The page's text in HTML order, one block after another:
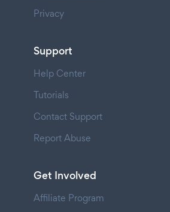
Privacy
Support
Help Center
Tutorials
Contact Support
Report Abuse
Get Involved
Affiliate Program